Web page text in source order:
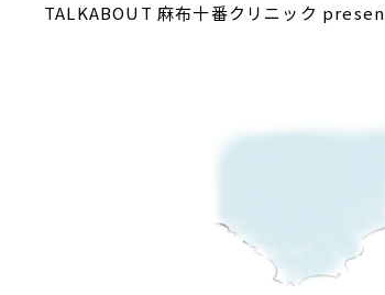
TALKABOUT 麻布十番クリニック